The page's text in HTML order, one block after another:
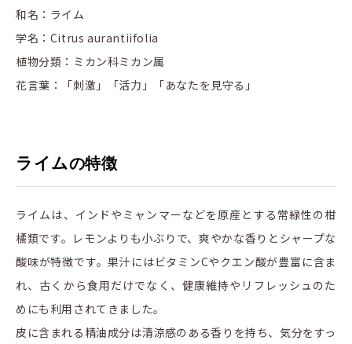
和名：ライム
学名：Citrus aurantiifolia
植物分類：ミカン科ミカン属
花言葉：「刺激」「活力」「あなたを見守る」
ライムの特徴
ライムは、インドやミャンマーなどを原産とする常緑性の柑
橘類です。レモンよりも小ぶりで、爽やかな香りとシャープな
酸味が特徴です。果汁にはビタミンCやクエン酸が豊富に含ま
れ、古くから食用だけでなく、健康維持やリフレッシュのた
めにも利用されてきました。
皮に含まれる精油成分は清涼感のある香りを持ち、気分をすっ